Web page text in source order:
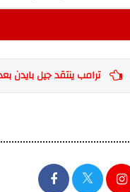
ترامب ينتقد جيل بايدن